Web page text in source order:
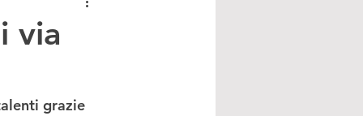
via
grazie